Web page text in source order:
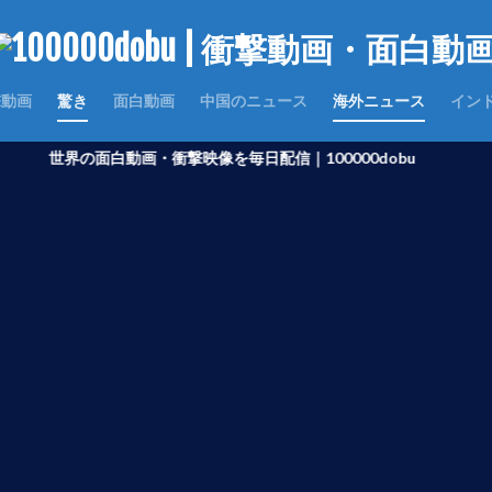
画 驚き 面白動画 中国のニュース 海外ニュース イン
の面白動画・衝撃映像を毎日配信｜100000dobu